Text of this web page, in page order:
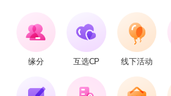
缘分 互选CP 线下活动